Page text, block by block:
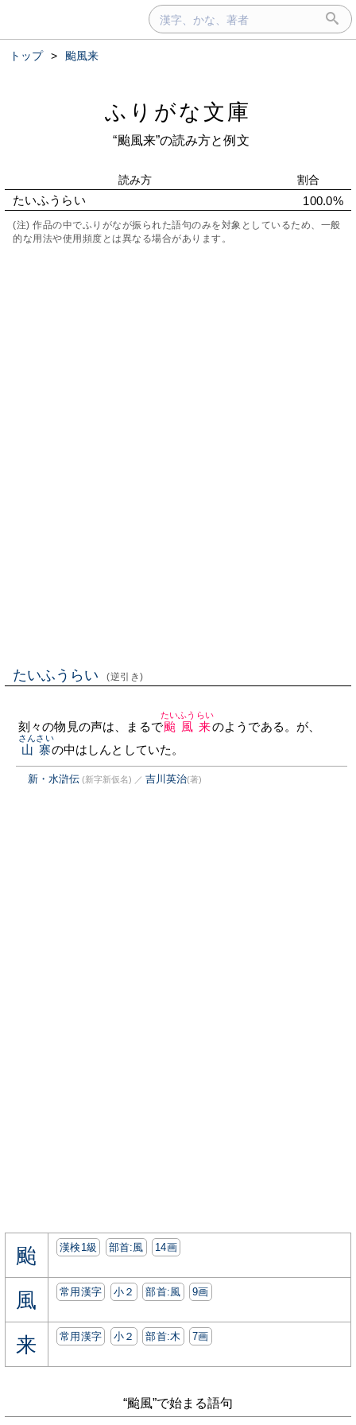
トップ > 颱風来
ふりがな文庫
“颱風来”の読み方と例文
読み方 割合
たいふうらい 100.0%
(注) 作品の中でふりがなが振られた語句のみを対象としているため、一般
的な用法や使用頻度とは異なる場合があります。
たいふうらい (逆引き)
刻々の物見の声は、まるで颱風来
たいふうらい
のようである。が、
山寨
さんさい
の中はしんとしていた。
新・水滸伝 (新字新仮名) ／ 吉川英治(著)
颱 漢検1級 部首:⾵ 14画
風 常用漢字 小２ 部首:⾵ 9画
来 常用漢字 小２ 部首:⽊ 7画
“颱風”で始まる語句